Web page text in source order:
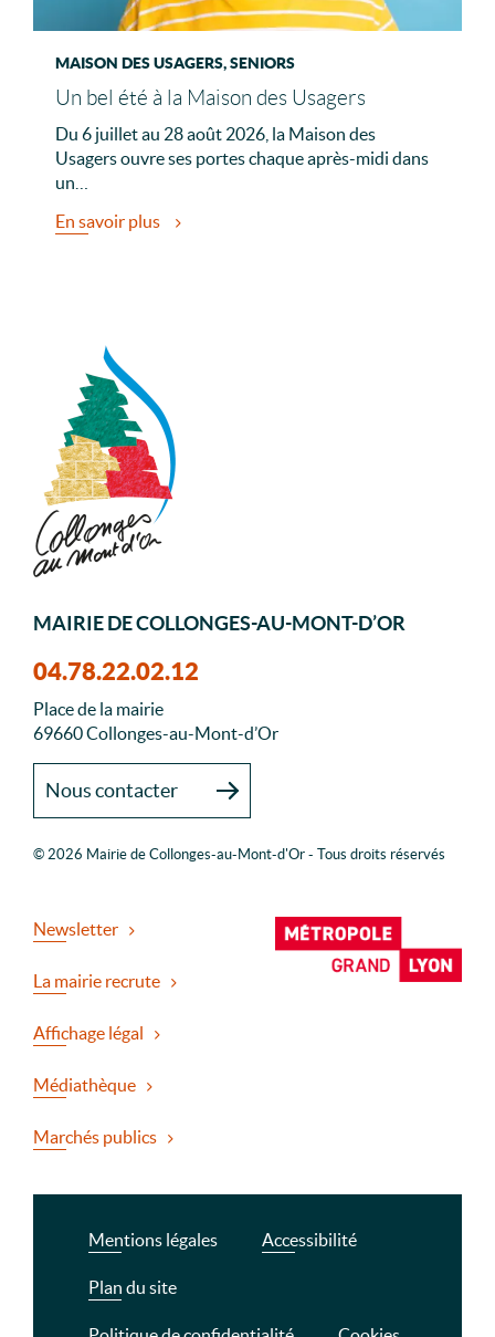
MAISON DES USAGERS, SENIORS
Un bel été à la Maison des Usagers
Du 6 juillet au 28 août 2026, la Maison des
Usagers ouvre ses portes chaque après-midi dans
un…
En savoir plus
MAIRIE DE COLLONGES-AU-MONT-D’OR
04.78.22.02.12
Place de la mairie
69660 Collonges-au-Mont-d’Or
Nous contacter
© 2026 Mairie de Collonges-au-Mont-d'Or - Tous droits réservés
Newsletter
La mairie recrute
Affichage légal
Médiathèque
Marchés publics
Mentions légales Accessibilité
Plan du site